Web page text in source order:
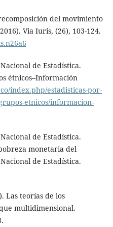
del movimiento
Via Iuris, (26), 103-124.
de Estadística.
étnicos–Información
index.php/estadisticas-por-
etnicos/informacion-
de Estadística.
monetaria del
de Estadística.
Las teorías de los
multidimensional.